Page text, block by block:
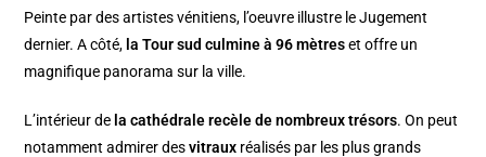
Peinte par des artistes vénitiens, l’oeuvre illustre le Jugement
dernier. A côté, la Tour sud culmine à 96 mètreset offre un
magnifique panorama sur la ville.
L’intérieur de la cathédrale recèle de nombreux trésors. On peut
notamment admirer desvitraux réalisés par les plus grands